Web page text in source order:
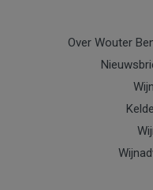
Over Wouter